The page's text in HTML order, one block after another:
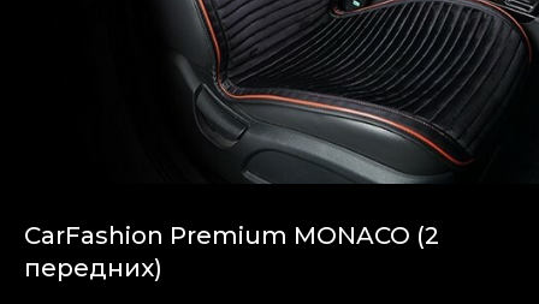
CarFashion Premium MONACO (2
передних)